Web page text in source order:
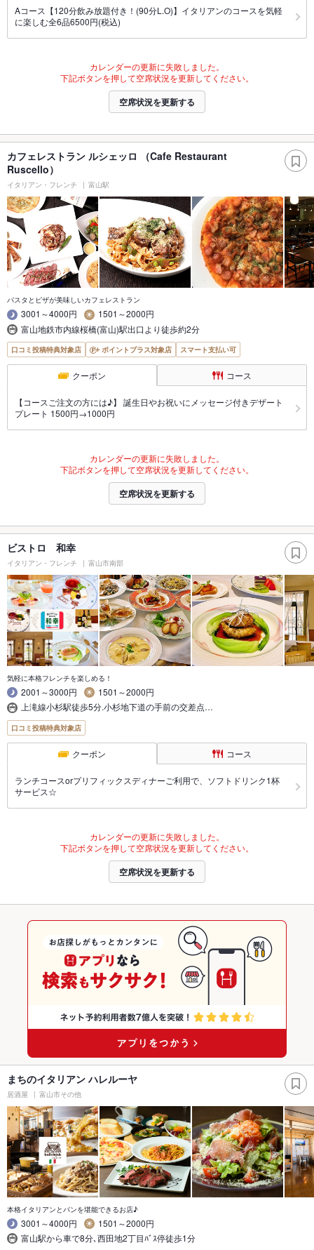
Aコース【120分飲み放題付き！(90分L.O)】イタリアンのコースを気軽
に楽しむ全6品6500円(税込)
カレンダーの更新に失敗しました。
下記ボタンを押して空席状況を更新してください。
空席状況を更新する
カフェレストラン ルシェッロ （Cafe Restaurant
Ruscello）
イタリアン・フレンチ 富山駅
パスタとピザが美味しいカフェレストラン
3001～4000円
1501～2000円
富山地鉄市内線桜橋(富山)駅出口より徒歩約2分
口コミ投稿特典対象店 ポイントプラス対象店 スマート支払い可
クーポン コース
【コースご注文の方には♪】 誕生日やお祝いにメッセージ付きデザート
プレート 1500円→1000円
カレンダーの更新に失敗しました。
下記ボタンを押して空席状況を更新してください。
空席状況を更新する
ビストロ 和幸
イタリアン・フレンチ 富山市南部
気軽に本格フレンチを楽しめる！
2001～3000円
1501～2000円
上滝線小杉駅徒歩5分.小杉地下道の手前の交差点…
口コミ投稿特典対象店
クーポン コース
ランチコースorプリフィックスディナーご利用で、ソフトドリンク1杯
サービス☆
カレンダーの更新に失敗しました。
下記ボタンを押して空席状況を更新してください。
空席状況を更新する
まちのイタリアン ハレルーヤ
居酒屋 富山市その他
本格イタリアンとパンを堪能できるお店♪
3001～4000円
1501～2000円
富山駅から車で8分､西田地2丁目ﾊﾞｽ停徒歩1分